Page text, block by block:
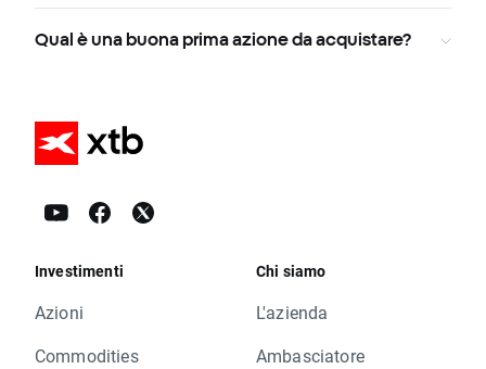
Qual è una buona prima azione da acquistare?
Investimenti
Azioni
Commodities
Chi siamo
L'azienda
Ambasciatore